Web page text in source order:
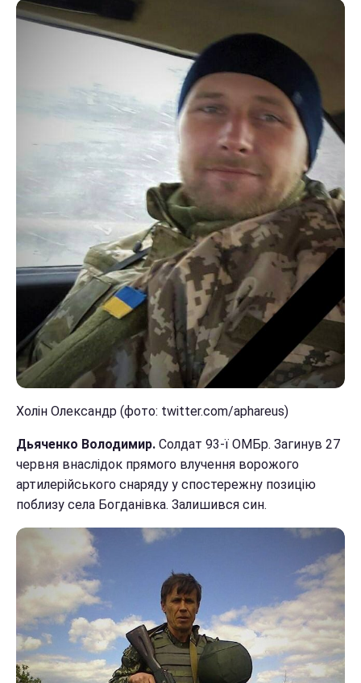
Холін Олександр (фото: twitter.com/aphareus)
Дьяченко Володимир. Солдат 93-ї ОМБр. Загинув 27
червня внаслідок прямого влучення ворожого
артилерійського снаряду у спостережну позицію
поблизу села Богданівка. Залишився син.